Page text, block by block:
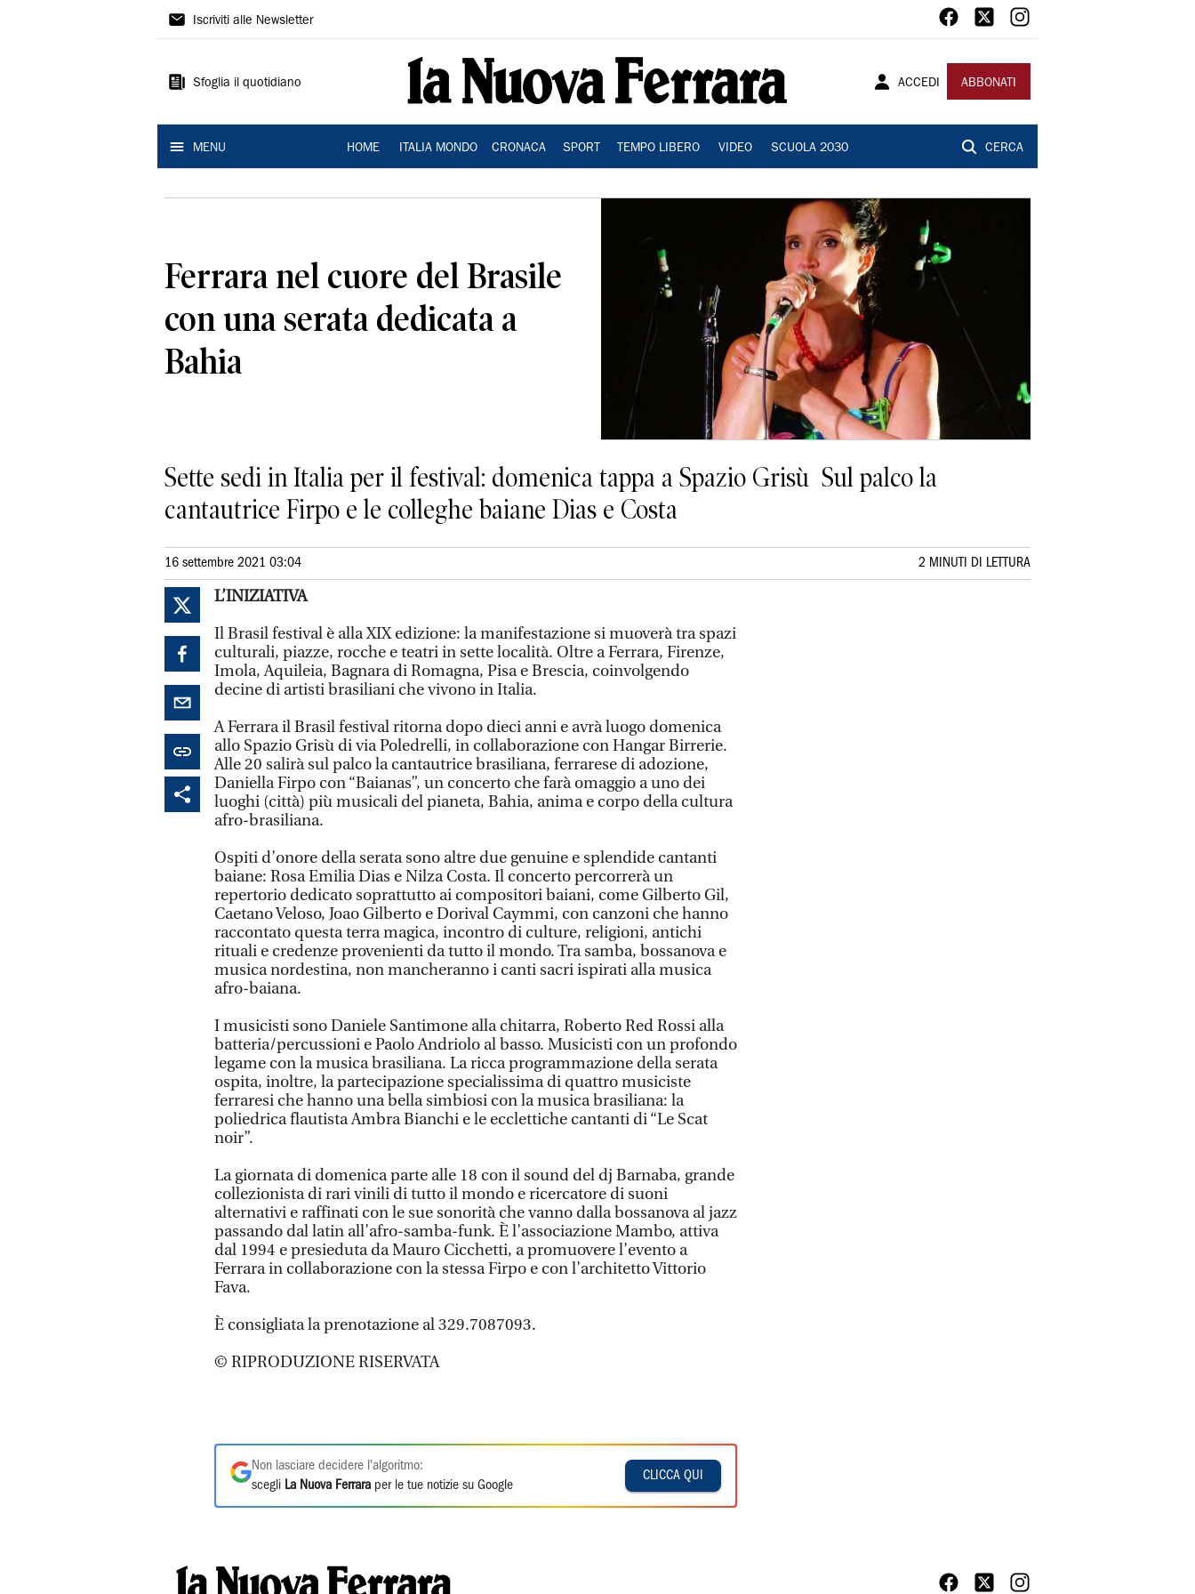
La
Ferrara
Iscriviti alle Newsletter
Sfoglia il quotidiano ACCEDI ABBONATI
MENU HOME ITALIA MONDO CRONACA SPORT TEMPO LIBERO VIDEO SCUOLA 2030 CERCA
Ferrara nel cuore del Brasile
con una serata dedicata a
Bahia
Sette sedi in Italia per il festival: domenica tappa a Spazio Grisù Sul palco la
cantautrice Firpo e le colleghe baiane Dias e Costa
16 settembre 2021 03:04 2 MINUTI DI LETTURA
L’INIZIATIVA
Il Brasil festival è alla XIX edizione: la manifestazione si muoverà tra spazi
culturali, piazze, rocche e teatri in sette località. Oltre a Ferrara, Firenze,
Imola, Aquileia, Bagnara di Romagna, Pisa e Brescia, coinvolgendo
decine di artisti brasiliani che vivono in Italia.
A Ferrara il Brasil festival ritorna dopo dieci anni e avrà luogo domenica
allo Spazio Grisù di via Poledrelli, in collaborazione con Hangar Birrerie.
Alle 20 salirà sul palco la cantautrice brasiliana, ferrarese di adozione,
Daniella Firpo con “Baianas”, un concerto che farà omaggio a uno dei
luoghi (città) più musicali del pianeta, Bahia, anima e corpo della cultura
afro-brasiliana.
Ospiti d’onore della serata sono altre due genuine e splendide cantanti
baiane: Rosa Emilia Dias e Nilza Costa. Il concerto percorrerà un
repertorio dedicato soprattutto ai compositori baiani, come Gilberto Gil,
Caetano Veloso, Joao Gilberto e Dorival Caymmi, con canzoni che hanno
raccontato questa terra magica, incontro di culture, religioni, antichi
rituali e credenze provenienti da tutto il mondo. Tra samba, bossanova e
musica nordestina, non mancheranno i canti sacri ispirati alla musica
afro-baiana.
I musicisti sono Daniele Santimone alla chitarra, Roberto Red Rossi alla
batteria/percussioni e Paolo Andriolo al basso. Musicisti con un profondo
legame con la musica brasiliana. La ricca programmazione della serata
ospita, inoltre, la partecipazione specialissima di quattro musiciste
ferraresi che hanno una bella simbiosi con la musica brasiliana: la
poliedrica flautista Ambra Bianchi e le ecclettiche cantanti di “Le Scat
noir”.
La giornata di domenica parte alle 18 con il sound del dj Barnaba, grande
collezionista di rari vinili di tutto il mondo e ricercatore di suoni
alternativi e raffinati con le sue sonorità che vanno dalla bossanova al jazz
passando dal latin all’afro-samba-funk. È l’associazione Mambo, attiva
dal 1994 e presieduta da Mauro Cicchetti, a promuovere l’evento a
Ferrara in collaborazione con la stessa Firpo e con l’architetto Vittorio
Fava.
È consigliata la prenotazione al 329.7087093.
© RIPRODUZIONE RISERVATA
Non lasciare decidere l'algoritmo:
scegli La Nuova Ferrara per le tue notizie su Google
CLICCA QUI